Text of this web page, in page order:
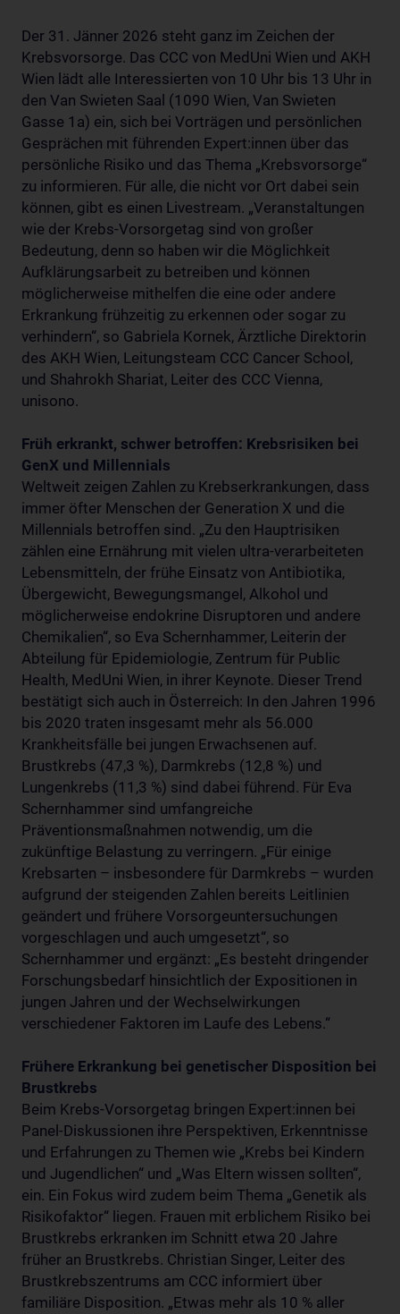
Der 31. Jänner 2026 steht ganz im Zeichen der
Krebsvorsorge. Das CCC von MedUni Wien und AKH
Wien lädt alle Interessierten von 10 Uhr bis 13 Uhr in
den Van Swieten Saal (1090 Wien, Van Swieten
Gasse 1a) ein, sich bei Vorträgen und persönlichen
Gesprächen mit führenden Expert:innen über das
persönliche Risiko und das Thema „Krebsvorsorge“
zu informieren. Für alle, die nicht vor Ort dabei sein
können, gibt es einen Livestream. „Veranstaltungen
wie der Krebs-Vorsorgetag sind von großer
Bedeutung, denn so haben wir die Möglichkeit
Aufklärungsarbeit zu betreiben und können
möglicherweise mithelfen die eine oder andere
Erkrankung frühzeitig zu erkennen oder sogar zu
verhindern“, so Gabriela Kornek, Ärztliche Direktorin
des AKH Wien, Leitungsteam CCC Cancer School,
und Shahrokh Shariat, Leiter des CCC Vienna,
unisono.
Früh erkrankt, schwer betroffen: Krebsrisiken bei
GenX und Millennials
Weltweit zeigen Zahlen zu Krebserkrankungen, dass
immer öfter Menschen der Generation X und die
Millennials betroffen sind. „Zu den Hauptrisiken
zählen eine Ernährung mit vielen ultra-verarbeiteten
Lebensmitteln, der frühe Einsatz von Antibiotika,
Übergewicht, Bewegungsmangel, Alkohol und
möglicherweise endokrine Disruptoren und andere
Chemikalien“, so Eva Schernhammer, Leiterin der
Abteilung für Epidemiologie, Zentrum für Public
Health, MedUni Wien, in ihrer Keynote. Dieser Trend
bestätigt sich auch in Österreich: In den Jahren 1996
bis 2020 traten insgesamt mehr als 56.000
Krankheitsfälle bei jungen Erwachsenen auf.
Brustkrebs (47,3 %), Darmkrebs (12,8 %) und
Lungenkrebs (11,3 %) sind dabei führend. Für Eva
Schernhammer sind umfangreiche
Präventionsmaßnahmen notwendig, um die
zukünftige Belastung zu verringern. „Für einige
Krebsarten – insbesondere für Darmkrebs – wurden
aufgrund der steigenden Zahlen bereits Leitlinien
geändert und frühere Vorsorgeuntersuchungen
vorgeschlagen und auch umgesetzt“, so
Schernhammer und ergänzt: „Es besteht dringender
Forschungsbedarf hinsichtlich der Expositionen in
jungen Jahren und der Wechselwirkungen
verschiedener Faktoren im Laufe des Lebens.“
Frühere Erkrankung bei genetischer Disposition bei
Brustkrebs
Beim Krebs-Vorsorgetag bringen Expert:innen bei
Panel-Diskussionen ihre Perspektiven, Erkenntnisse
und Erfahrungen zu Themen wie „Krebs bei Kindern
und Jugendlichen“ und „Was Eltern wissen sollten“,
ein. Ein Fokus wird zudem beim Thema „Genetik als
Risikofaktor“ liegen. Frauen mit erblichem Risiko bei
Brustkrebs erkranken im Schnitt etwa 20 Jahre
früher an Brustkrebs. Christian Singer, Leiter des
Brustkrebszentrums am CCC informiert über
familiäre Disposition. „Etwas mehr als 10 % aller